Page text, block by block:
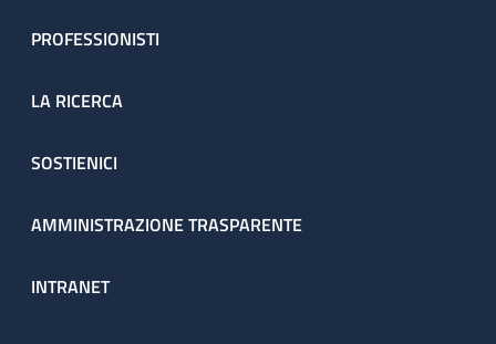
PROFESSIONISTI
LA RICERCA
SOSTIENICI
AMMINISTRAZIONE TRASPARENTE
INTRANET